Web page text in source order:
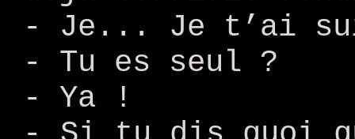
- Je... Je t’ai
- Tu es seul ?
- Ya !